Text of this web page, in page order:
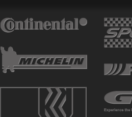
AUTOGREEN
AUTOGUARD
BARUM W